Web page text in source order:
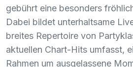
gebührt eine besonders
Dabei bildet unterhaltsame
breites Repertoire von
aktuellen Chart-Hits umfasst,
Rahmen um ausgelassene